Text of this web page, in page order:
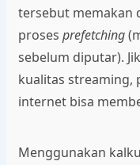
tersebut memakan
proses prefetching
sebelum diputar).
kualitas streaming,
internet bisa
Menggunakan